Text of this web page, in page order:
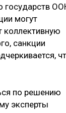
государств
могут
коллективную
санкции
по решению
эксперты